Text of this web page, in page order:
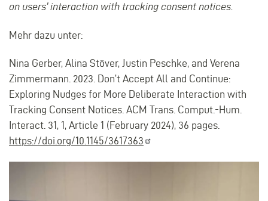
on users’ interaction with tracking consent notices.
Mehr dazu unter:
Nina Gerber, Alina Stöver, Justin Peschke, and Verena
Zimmermann. 2023. Don’t Accept All and Continue:
Exploring Nudges for More Deliberate Interaction with
Tracking Consent Notices. ACM Trans. Comput.-Hum.
Interact. 31, 1, Article 1 (February 2024), 36 pages.
https://doi.org/10.1145/3617363